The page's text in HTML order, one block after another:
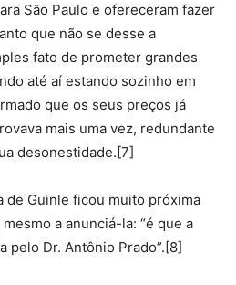
São Paulo e ofereceram fazer
que não se desse a
fato de prometer grandes
até aí estando sozinho em
que os seus preços já
mais uma vez, redundante
desonestidade.[7]
de Guinle ficou muito próxima
a anunciá-la: “é que a
pelo Dr. Antônio Prado”.[8]